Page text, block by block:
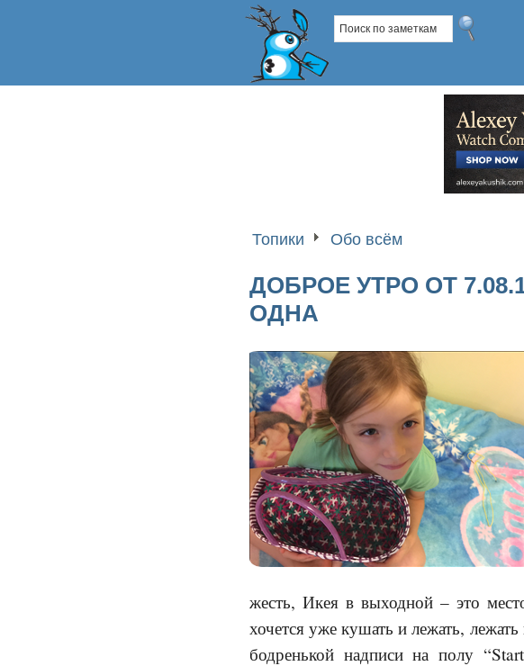
Топики Обо всём
ДОБРОЕ УТРО ОТ
ОДНА
жесть, Икея в выходной – это
хочется уже кушать и лежать,
бодренькой надписи на полу